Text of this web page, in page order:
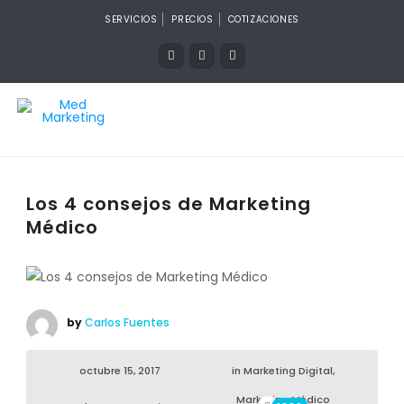
SERVICIOS PRECIOS COTIZACIONES
Los 4 consejos de Marketing
Médico
byCarlos Fuentes
octubre 15, 2017 in Marketing Digital,
Marketing Médico